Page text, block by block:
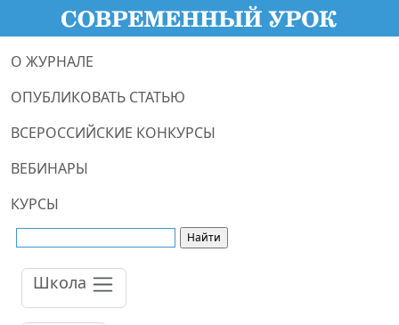
О ЖУРНАЛЕ
ОПУБЛИКОВАТЬ СТАТЬЮ
ВСЕРОССИЙСКИЕ КОНКУРСЫ
ВЕБИНАРЫ
КУРСЫ
Школа